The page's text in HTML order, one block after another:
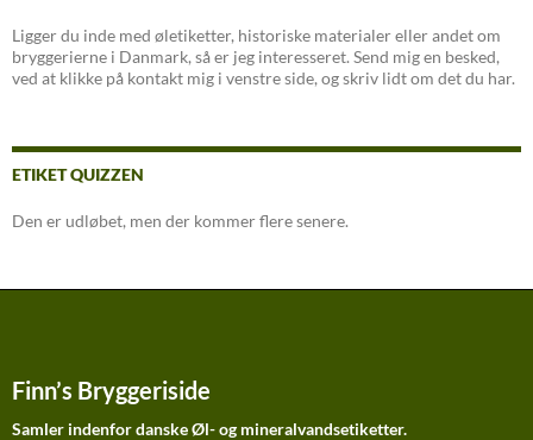
Ligger du inde med øletiketter, historiske materialer eller andet om
bryggerierne i Danmark, så er jeg interesseret. Send mig en besked,
ved at klikke på kontakt mig i venstre side, og skriv lidt om det du har.
ETIKET QUIZZEN
Den er udløbet, men der kommer flere senere.
Finn’s Bryggeriside
Samler indenfor danske Øl- og mineralvandsetiketter.